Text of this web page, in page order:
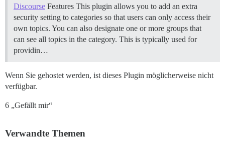
Discourse Features This plugin allows you to add an extra
security setting to categories so that users can only access their
own topics. You can also designate one or more groups that
can see all topics in the category. This is typically used for
providin…
Wenn Sie gehostet werden, ist dieses Plugin möglicherweise nicht
verfügbar.
6 „Gefällt mir“
Verwandte Themen